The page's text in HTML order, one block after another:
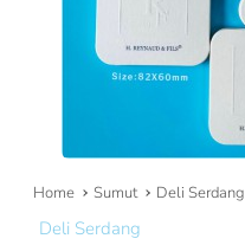
Home Sumut Deli Serdang
Deli Serdang